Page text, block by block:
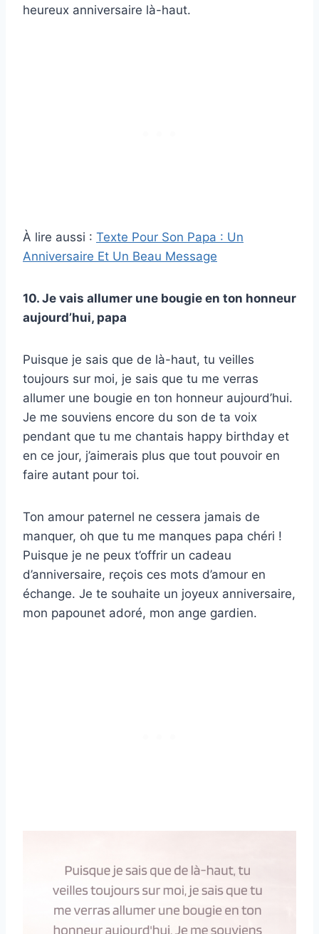
heureux anniversaire là-haut.
À lire aussi : Texte Pour Son Papa : Un
Anniversaire Et Un Beau Message
10. Je vais allumer une bougie en ton honneur
aujourd’hui, papa
Puisque je sais que de là-haut, tu veilles
toujours sur moi, je sais que tu me verras
allumer une bougie en ton honneur aujourd’hui.
Je me souviens encore du son de ta voix
pendant que tu me chantais happy birthday et
en ce jour, j’aimerais plus que tout pouvoir en
faire autant pour toi.
Ton amour paternel ne cessera jamais de
manquer, oh que tu me manques papa chéri !
Puisque je ne peux t’offrir un cadeau
d’anniversaire, reçois ces mots d’amour en
échange. Je te souhaite un joyeux anniversaire,
mon papounet adoré, mon ange gardien.